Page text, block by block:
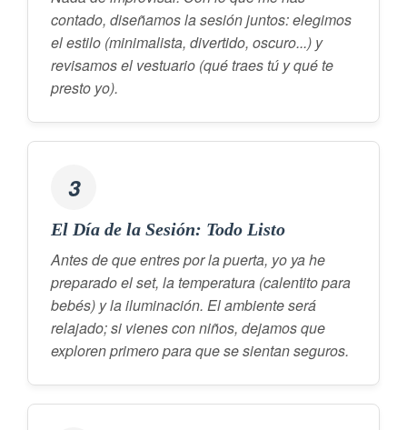
contado, diseñamos la sesión juntos: elegimos
el estilo (minimalista, divertido, oscuro...) y
revisamos el vestuario (qué traes tú y qué te
presto yo).
3
El Día de la Sesión: Todo Listo
Antes de que entres por la puerta, yo ya he
preparado el set, la temperatura (calentito para
bebés) y la iluminación. El ambiente será
relajado; si vienes con niños, dejamos que
exploren primero para que se sientan seguros.